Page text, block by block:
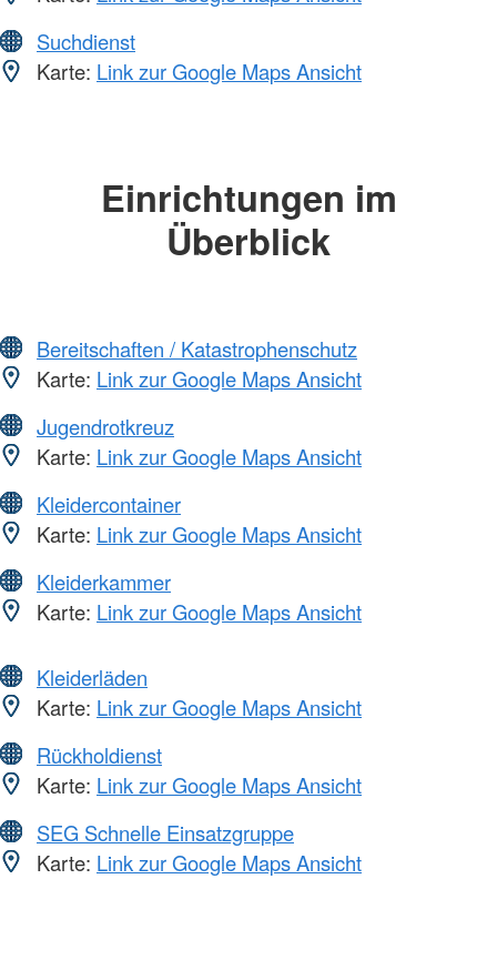
Suchdienst
Karte: Link zur Google Maps Ansicht
Einrichtungen im
Überblick
Bereitschaften / Katastrophenschutz
Karte: Link zur Google Maps Ansicht
Jugendrotkreuz
Karte: Link zur Google Maps Ansicht
Kleidercontainer
Karte: Link zur Google Maps Ansicht
Kleiderkammer
Karte: Link zur Google Maps Ansicht
Kleiderläden
Karte: Link zur Google Maps Ansicht
Rückholdienst
Karte: Link zur Google Maps Ansicht
SEG Schnelle Einsatzgruppe
Karte: Link zur Google Maps Ansicht